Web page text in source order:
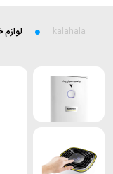
kalahala لوازم